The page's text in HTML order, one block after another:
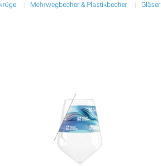
Mehrwegbecher & Plastikbecher Gläser